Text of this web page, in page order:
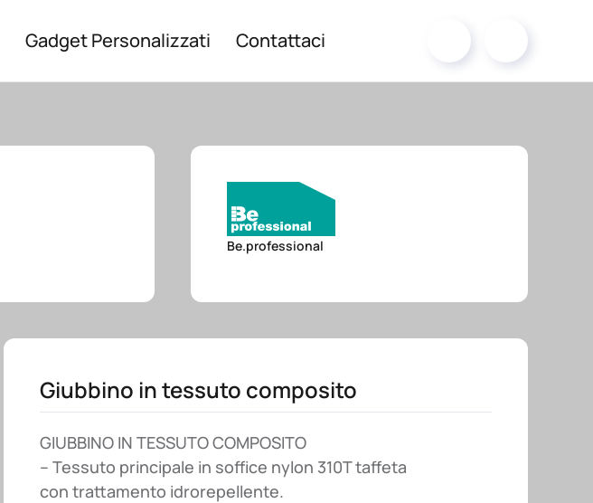
Gadget Personalizzati Contattaci
Be.professional
Giubbino in tessuto composito
GIUBBINO IN TESSUTO COMPOSITO
– Tessuto principale in soffice nylon 310T taffeta
con trattamento idrorepellente.